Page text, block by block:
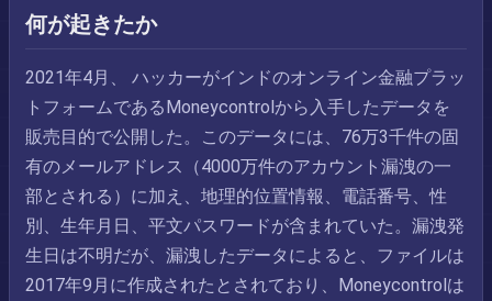
何が起きたか
2021年4月、 ハッカーがインドのオンライン金融プラッ
トフォームであるMoneycontrolから入手したデータを
販売目的で公開した。このデータには、76万3千件の固
有のメールアドレス（4000万件のアカウント漏洩の一
部とされる）に加え、地理的位置情報、電話番号、性
別、生年月日、平文パスワードが含まれていた。漏洩発
生日は不明だが、漏洩したデータによると、ファイルは
2017年9月に作成されたとされており、Moneycontrolは